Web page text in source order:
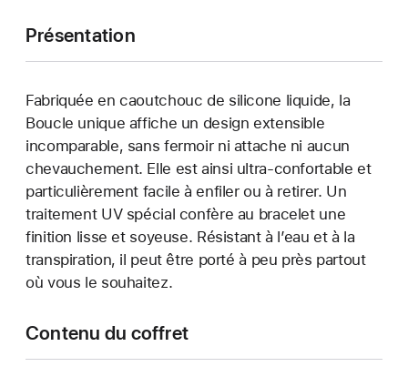
Présentation
Fabriquée en caoutchouc de silicone liquide, la
Boucle unique affiche un design extensible
incomparable, sans fermoir ni attache ni aucun
chevauchement. Elle est ainsi ultra-confortable et
particulièrement facile à enfiler ou à retirer. Un
traitement UV spécial confère au bracelet une
finition lisse et soyeuse. Résistant à l’eau et à la
transpiration, il peut être porté à peu près partout
où vous le souhaitez.
Contenu du coffret